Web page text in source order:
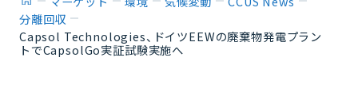
分離回収
Capsol Technologies、ドイツEEWの廃棄物発電プラン
トでCapsolGo実証試験実施へ